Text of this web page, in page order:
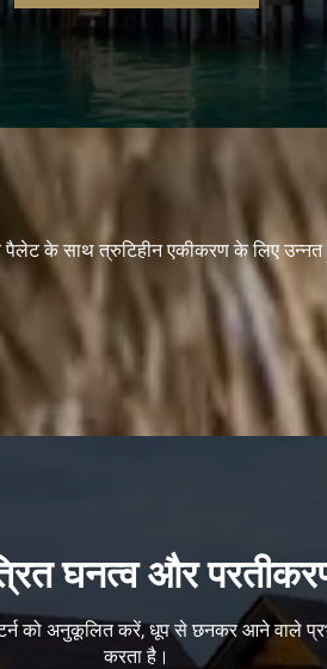
के साथ त्रुटिहीन एकीकरण के लिए उन्नत
घनत्व और
को अनुकूलित करें, धूप से छनकर आने वाले
करता है।